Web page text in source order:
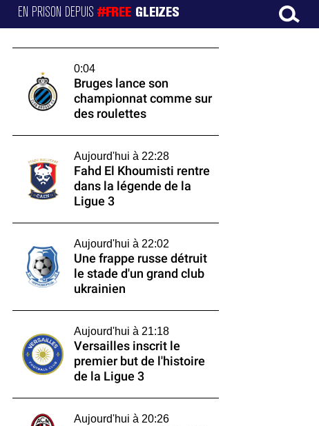
EN PRISON DEPUIS#FREE GLEIZES
0:04
Bruges lance son
championnat comme sur
des roulettes
Aujourd'hui à 22:28
Fahd El Khoumisti rentre
dans la légende de la
Ligue 3
Aujourd'hui à 22:02
Une frappe russe détruit
le stade d'un grand club
ukrainien
Aujourd'hui à 21:18
Versailles inscrit le
premier but de l'histoire
de la Ligue 3
Aujourd'hui à 20:26